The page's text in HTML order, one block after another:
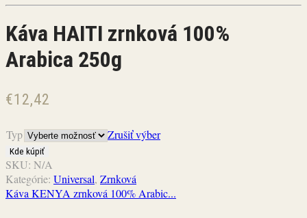
Káva HAITI zrnková 100%
Arabica 250g
€12,42
Typ Zrušiť výber
Kde kúpiť
SKU: N/A
Kategórie: Universal, Zrnková
Káva KENYA zrnková 100% Arabic...